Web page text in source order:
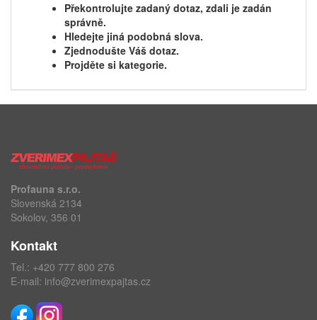
Překontrolujte zadaný dotaz, zdali je zadán
správně.
Hledejte jiná podobná slova.
Zjednodušte Váš dotaz.
Projděte si kategorie.
Profauna s.r.o.
Slovenská 2134
Sokolov, 356 01
Kontakt
Tel.: +420 777 800 276
E-mail: info@zverimexpajtas.cz